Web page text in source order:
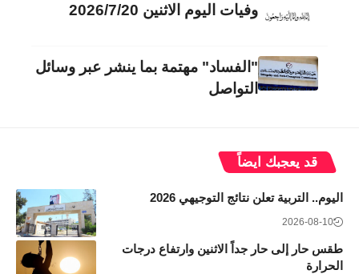
وفيات اليوم الاثنين 2026/7/20
"الفساد" مهتمة بما ينشر عبر وسائل
التواصل
قد يعجبك ايضاً
اليوم.. التربية تعلن نتائج التوجيهي 2026
2026-08-10
طقس حار إلى حار جداً الاثنين وارتفاع درجات
الحرارة